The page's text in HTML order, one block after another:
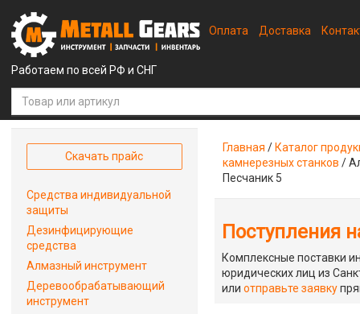
Работаем по всей РФ и СНГ
Оплата Доставка
Главная / Каталог
камнерезных станков /
Песчаник 5
Поступления
Комплексные поставки
юридических лиц из
илиотправьте заявку
Скачать прайс
Средства индивидуальной
защиты
Дезинфицирующие
средства
Алмазный инструмент
Деревообрабатывающий
инструмент